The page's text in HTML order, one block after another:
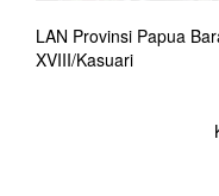
LAN Provinsi Papua
XVIII/Kasuari